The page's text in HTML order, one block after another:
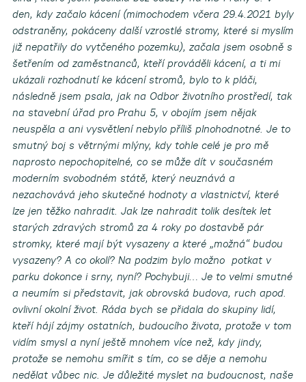
den, kdy začalo kácení (mimochodem včera 29.4.2021 byly
odstraněny, pokáceny další vzrostlé stromy, které si myslím
již nepatřily do vytčeného pozemku), začala jsem osobně s
šetřením od zaměstnanců, kteří prováděli kácení, a ti mi
ukázali rozhodnutí ke kácení stromů, bylo to k pláči,
následně jsem psala, jak na Odbor životního prostředí, tak
na stavební úřad pro Prahu 5, v obojím jsem nějak
neuspěla a ani vysvětlení nebylo příliš plnohodnotné. Je to
smutný boj s větrnými mlýny, kdy tohle celé je pro mě
naprosto nepochopitelné, co se může dít v současném
moderním svobodném státě, který neuznává a
nezachovává jeho skutečné hodnoty a vlastnictví, které
lze jen těžko nahradit. Jak lze nahradit tolik desítek let
starých zdravých stromů za 4 roky po dostavbě pár
stromky, které mají být vysazeny a které „možná“ budou
vysazeny? A co okolí? Na podzim bylo možno potkat v
parku dokonce i srny, nyní? Pochybuji… Je to velmi smutné
a neumím si představit, jak obrovská budova, ruch apod.
ovlivní okolní život. Ráda bych se přidala do skupiny lidí,
kteří hájí zájmy ostatních, budoucího života, protože v tom
vidím smysl a nyní ještě mnohem více než, kdy jindy,
protože se nemohu smířit s tím, co se děje a nemohu
nedělat vůbec nic. Je důležité myslet na budoucnost, naše